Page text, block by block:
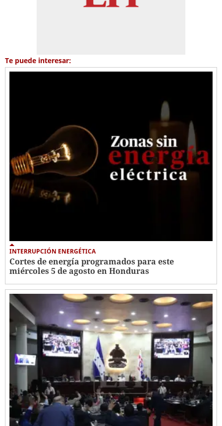
Te puede interesar:
INTERRUPCIÓN ENERGÉTICA
Cortes de energía programados para este
miércoles 5 de agosto en Honduras